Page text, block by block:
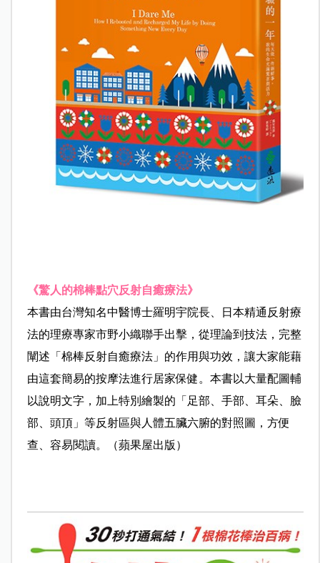
《驚人的棉棒點穴反射自癒療法》
本書由台灣知名中醫博士羅明宇院長、日本精通反射療
法的理療專家市野小織聯手出擊，從理論到技法，完整
闡述「棉棒反射自癒療法」的作用與功效，讓大家能藉
由這套簡易的按摩法進行居家保健。本書以大量配圖輔
以說明文字，加上特別繪製的「足部、手部、耳朵、臉
部、頭頂」等反射區與人體五臟六腑的對照圖，方便
查、容易閱讀。（蘋果屋出版）